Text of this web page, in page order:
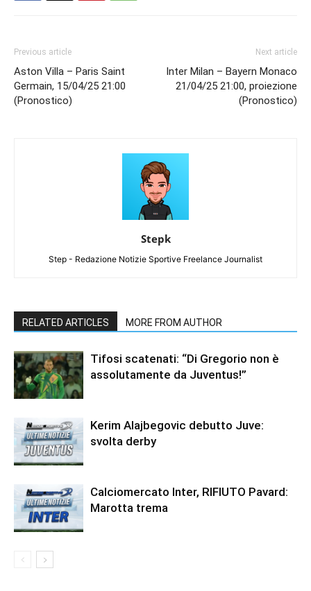
Previous article
Aston Villa – Paris Saint
Germain, 15/04/25 21:00
(Pronostico)
Next article
Inter Milan – Bayern Monaco
21/04/25 21:00, proiezione
(Pronostico)
Stepk
Step - Redazione Notizie Sportive Freelance Journalist
RELATED ARTICLES MORE FROM AUTHOR
Tifosi scatenati: “Di Gregorio non è
assolutamente da Juventus!”
Kerim Alajbegovic debutto Juve:
svolta derby
Calciomercato Inter, RIFIUTO Pavard:
Marotta trema